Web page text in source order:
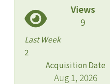
Views
9
Last Week
2
Acquisition Date
Aug 1, 2026